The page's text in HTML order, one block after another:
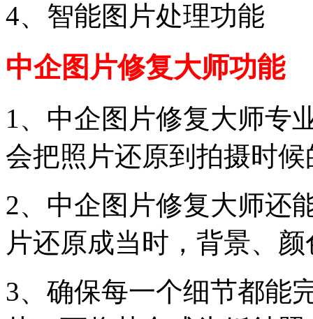
4、智能图片处理功能
中企图片修复大师功能
1、中企图片修复大师专
会把照片还原到拍摄时
2、中企图片修复大师还
片还原成当时，背景、
3、确保每一个细节都能